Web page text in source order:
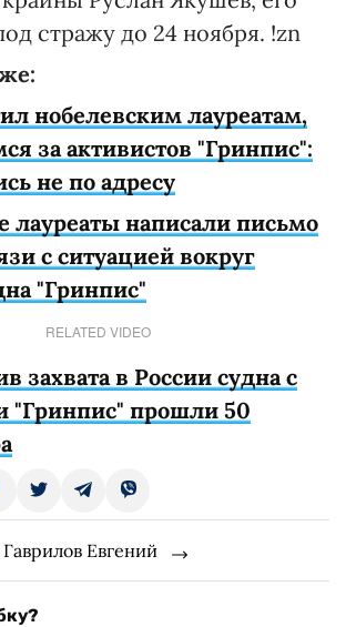
стражу до 24 ноября. !zn
нобелевским лауреатам,
за активистов "Гринпис":
не по адресу
лауреаты написали письмо
с ситуацией вокруг
"Гринпис"
RELATED VIDEO
захвата в России судна с
"Гринпис" прошли 50
Евгений